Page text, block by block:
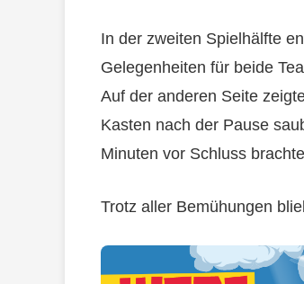
In der zweiten Spielhälfte
Gelegenheiten für beide
Auf der anderen Seite
Kasten nach der Pause
Minuten vor Schluss
Trotz aller Bemühungen